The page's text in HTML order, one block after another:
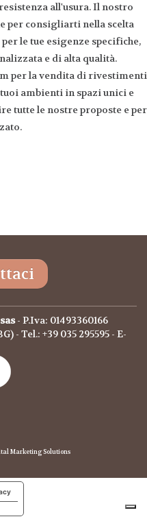
all'usura. Il nostro
per consigliarti nella scelta
le tue esigenze specifiche,
e di alta qualità.
per la vendita di rivestimenti
ambienti in spazi unici e
tutte le nostre proposte e per
- P.Iva: 01493360166
- Tel.: +39 035 295595 - E-
Marketing Solutions